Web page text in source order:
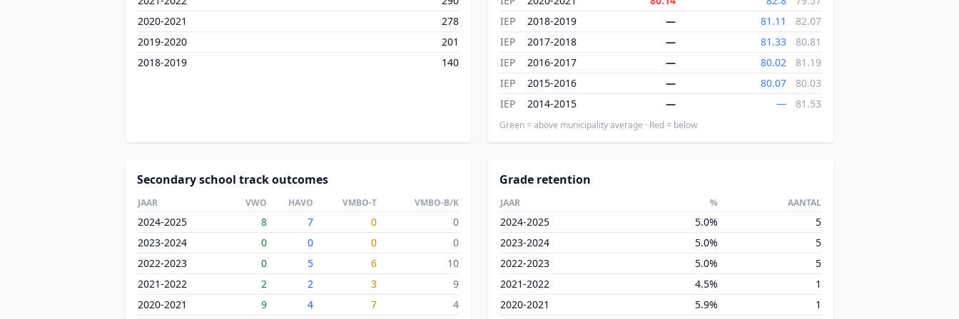
2020-2021
278
2019-2020
201
2018-2019
140
IEP
2018-2019 — 81.11
82.07
IEP
2017-2018 — 81.33
80.81
IEP
2016-2017 — 80.02
81.19
IEP
2015-2016 — 80.07
80.03
IEP
2014-2015 — — 81.53
Green = above municipality average · Red = below
Secondary school track outcomes
JAAR VWO HAVO VMBO-T VMBO-B/K
2024-2025 8 7 0
0
2023-2024
0 0 0
0
2022-2023
0 5 6
10
2021-2022
2 2 3
9
2020-2021
9 4 7
4
Grade retention
JAAR % AANTAL
2024-2025 5.0%
5
2023-2024
5.0%
5
2022-2023
5.0%
5
2021-2022
4.5%
1
2020-2021
5.9%
1